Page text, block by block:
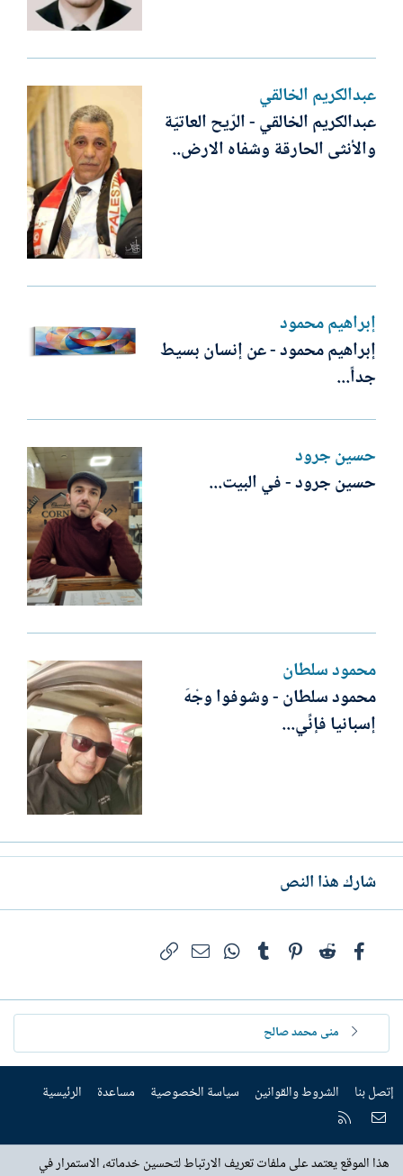
عبدالكريم الخالقي
عبدالكريم الخالقي - الرّيح العاتيّة
والأنثى الحارقة وشفاه الارض..
إبراهيم محمود
إبراهيم محمود - عن إنسان بسيط
جداً...
حسين جرود
حسين جرود - في البيت...
محمود سلطان
محمود سلطان - وشوفوا وجْهَ
إسبانيا فإنِّي...
شارك هذا النص
فيسبوكReddit
Pinterest
Tumblr
WhatsAppالبريد الإلكتروني
منى محمد صالح
إتصل بنا الشروط والقوانين سياسة الخصوصية مساعدة الرئيسية
إتصل بنا
هذا الموقع يعتمد على ملفات تعريف الارتباط لتحسين خدماته، الاستمرار في